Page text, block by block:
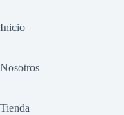
Inicio
Nosotros
Tienda